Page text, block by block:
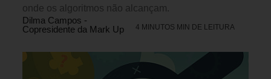
onde os algoritmos não alcançam.
Dilma Campos -
Copresidente da Mark Up
4 MINUTOS MIN DE LEITURA